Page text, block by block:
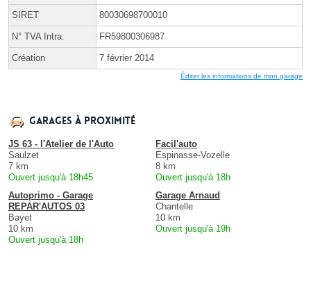
SIRET 80030698700010
N° TVA Intra. FR59800306987
Création 7 février 2014
Éditer les informations de mon garage
Garages à proximité
JS 63 - l'Atelier de l'Auto
Saulzet
7 km
Ouvert jusqu'à 18h45
Facil'auto
Espinasse-Vozelle
8 km
Ouvert jusqu'à 18h
Autoprimo - Garage
REPAR'AUTOS 03
Bayet
10 km
Ouvert jusqu'à 18h
Garage Arnaud
Chantelle
10 km
Ouvert jusqu'à 19h